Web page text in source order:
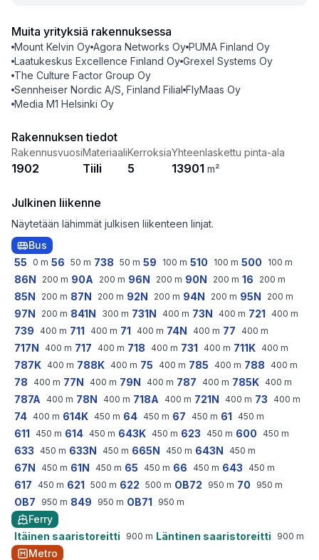
Muita yrityksiä rakennuksessa
Mount Kelvin Oy Agora Networks Oy PUMA Finland Oy
Laatukeskus Excellence Finland Oy Grexel Systems Oy
The Culture Factor Group Oy
Sennheiser Nordic A/S, Finland Filial FlyMaas Oy
Media M1 Helsinki Oy
Rakennuksen tiedot
Rakennusvuosi
1902
Materiaali
Tiili
Kerroksia
5
Yhteenlaskettu pinta-ala
13901 m²
Julkinen liikenne
Näytetään lähimmät julkisen liikenteen linjat.
Bus
55
0 m 56 50 m 738 50 m 59 100 m 510 100 m 500 100 m
86N 200 m 90A 200 m 96N 200 m 90N 200 m 16 200 m
85N 200 m 87N 200 m 92N 200 m 94N 200 m 95N 200 m
97N 200 m 841N 300 m 731N 400 m 73N 400 m 721 400 m
739 400 m 711 400 m 71 400 m 74N 400 m 77 400 m
717N 400 m 717 400 m 718 400 m 731 400 m 711K 400 m
787K 400 m 788K 400 m 75 400 m 785 400 m 788 400 m
78 400 m 77N 400 m 79N 400 m 787 400 m 785K 400 m
787A 400 m 78N 400 m 718A 400 m 721N 400 m 73 400 m
74 400 m 614K 450 m 64 450 m 67 450 m 61 450 m
611 450 m 614 450 m 643K 450 m 623 450 m 600 450 m
633 450 m 633N 450 m 665N 450 m 643N 450 m
67N 450 m 61N 450 m 65 450 m 66 450 m 643 450 m
617 450 m 621 500 m 622 500 m OB72 950 m 70 950 m
OB7 950 m 849 950 m OB71 950 m
Ferry
Itäinen saaristoreitti
900 m Läntinen saaristoreitti 900 m
Metro